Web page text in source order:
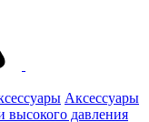
Аксессуары
высокого давления